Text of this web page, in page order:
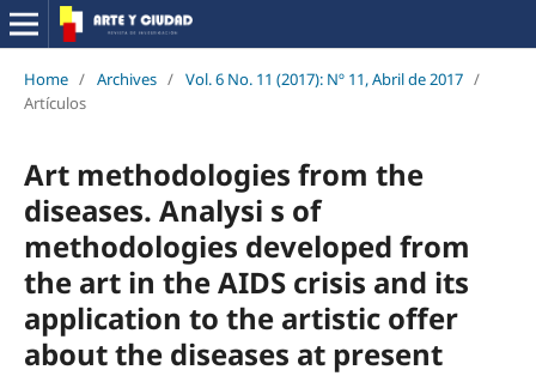
Home / Archives / Vol. 6 No. 11 (2017): Nº 11, Abril de 2017 /
Artículos
Art methodologies from the
diseases. Analysi s of
methodologies developed from
the art in the AIDS crisis and its
application to the artistic offer
about the diseases at present